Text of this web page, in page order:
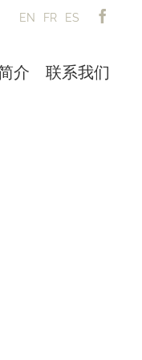
EN FR ES
介 联系我们